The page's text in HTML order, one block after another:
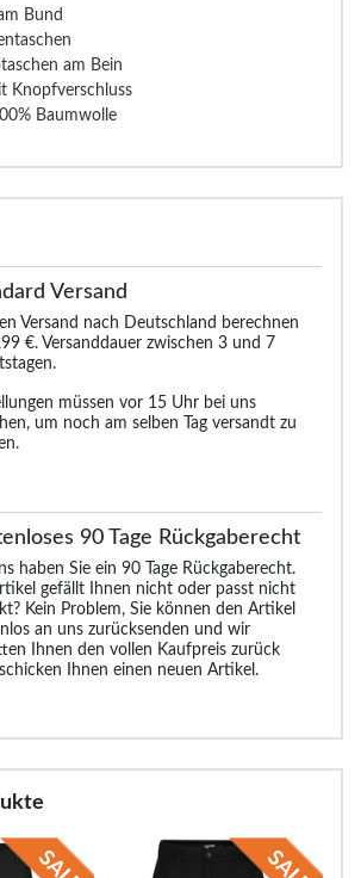
Bund
am Bein
Knopfverschluss
Baumwolle
Versand
Versand nach Deutschland berechnen
€. Versanddauer zwischen 3 und 7
müssen vor 15 Uhr bei uns
um noch am selben Tag versandt zu
90 Tage Rückgaberecht
haben Sie ein 90 Tage Rückgaberecht.
gefällt Ihnen nicht oder passt nicht
Kein Problem, Sie können den Artikel
an uns zurücksenden und wir
Ihnen den vollen Kaufpreis zurück
Ihnen einen neuen Artikel.